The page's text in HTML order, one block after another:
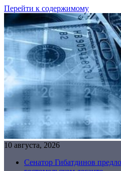
Перейти к содержимому
10 августа, 2026
Сенатор Гибатдинов